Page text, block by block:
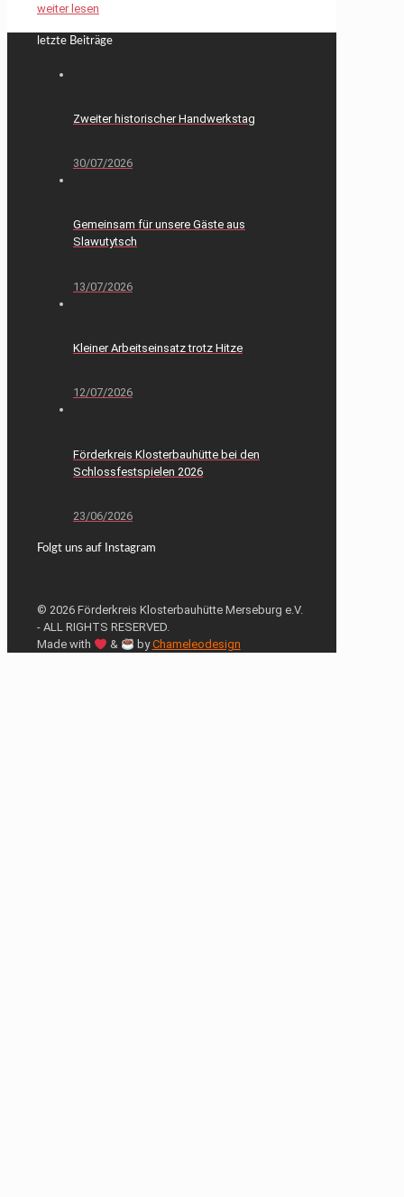
weiter lesen
letzte Beiträge
Zweiter historischer Handwerkstag
30/07/2026
Gemeinsam für unsere Gäste aus
Slawutytsch
13/07/2026
Kleiner Arbeitseinsatz trotz Hitze
12/07/2026
Förderkreis Klosterbauhütte bei den
Schlossfestspielen 2026
23/06/2026
Folgt uns auf Instagram
© 2026 Förderkreis Klosterbauhütte Merseburg e.V.
- ALL RIGHTS RESERVED.
Made with
& byChameleodesign